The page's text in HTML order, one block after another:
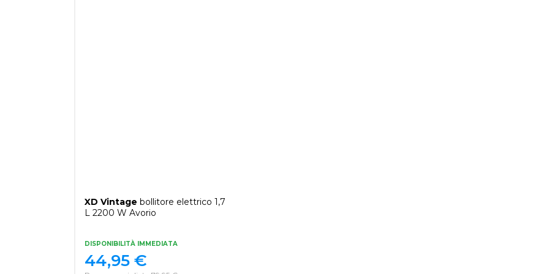
XD Vintage bollitore elettrico 1,7
L 2200 W Avorio
DISPONIBILITÀ IMMEDIATA
44,95 €